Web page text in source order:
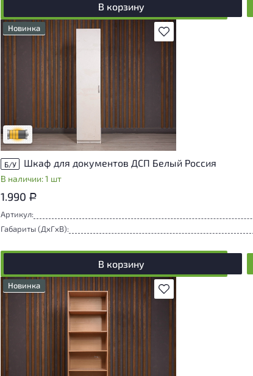
В корзину
В избранное
Новинка
Товар может иметь незначительные
не влияющие на удобство его
Удовлетворительный износ
Б/У Шкаф для документов ДСП Белый Россия
В наличии: 1 шт
1.990 Р
Артикул:
Габариты (ДxГxВ):
В корзину
В избранное
Новинка
У товара присутствуют незначительные
следы эксплуатации, не влияющие на
удобство его использования